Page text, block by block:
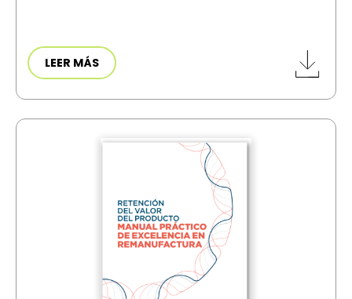
LEER MÁS